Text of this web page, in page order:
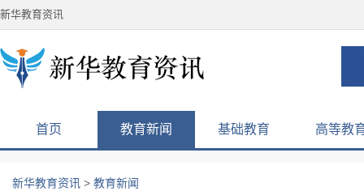
新华教育资讯
首页 教育新闻 基础教育 高等教
新华教育资讯 > 教育新闻